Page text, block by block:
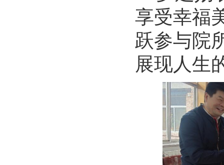
享受幸福
跃参与院
展现人生